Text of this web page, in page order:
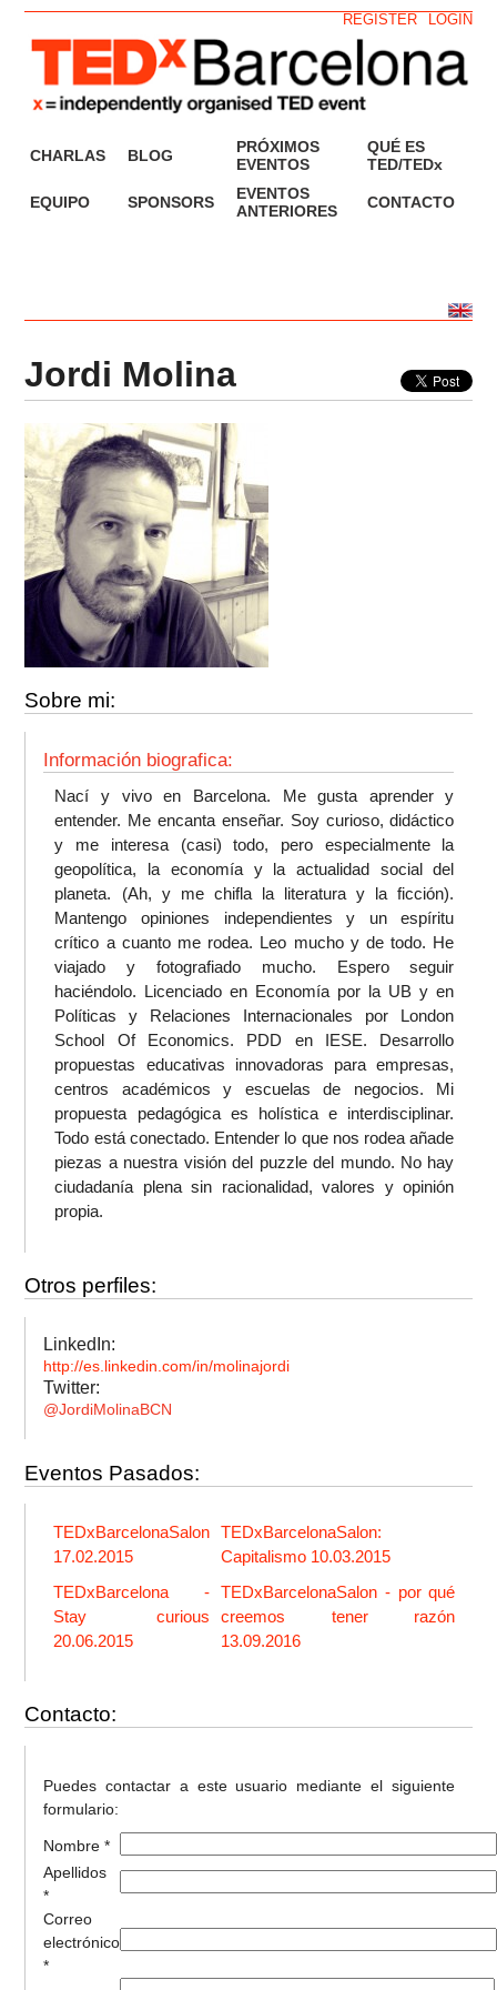
LOGIN
REGISTER
CHARLAS BLOG
PRÓXIMOS
EVENTOS
QUÉ ES
TED/TEDx
EQUIPO SPONSORS
EVENTOS
ANTERIORES
CONTACTO
Jordi Molina
Sobre mi:
Información biografica:
Nací y vivo en Barcelona. Me gusta aprender y
entender. Me encanta enseñar. Soy curioso, didáctico
y me interesa (casi) todo, pero especialmente la
geopolítica, la economía y la actualidad social del
planeta. (Ah, y me chifla la literatura y la ficción).
Mantengo opiniones independientes y un espíritu
crítico a cuanto me rodea. Leo mucho y de todo. He
viajado y fotografiado mucho. Espero seguir
haciéndolo. Licenciado en Economía por la UB y en
Políticas y Relaciones Internacionales por London
School Of Economics. PDD en IESE. Desarrollo
propuestas educativas innovadoras para empresas,
centros académicos y escuelas de negocios. Mi
propuesta pedagógica es holística e interdisciplinar.
Todo está conectado. Entender lo que nos rodea añade
piezas a nuestra visión del puzzle del mundo. No hay
ciudadanía plena sin racionalidad, valores y opinión
propia.
Otros perfiles:
LinkedIn:
http://es.linkedin.com/in/molinajordi
Twitter:
@JordiMolinaBCN
Eventos Pasados:
TEDxBarcelonaSalon
17.02.2015
TEDxBarcelonaSalon:
Capitalismo 10.03.2015
TEDxBarcelona -
Stay curious
20.06.2015
TEDxBarcelonaSalon - por qué
creemos tener razón
13.09.2016
Contacto:
Puedes contactar a este usuario mediante el siguiente
formulario:
Nombre *
Apellidos
*
Correo
electrónico
*